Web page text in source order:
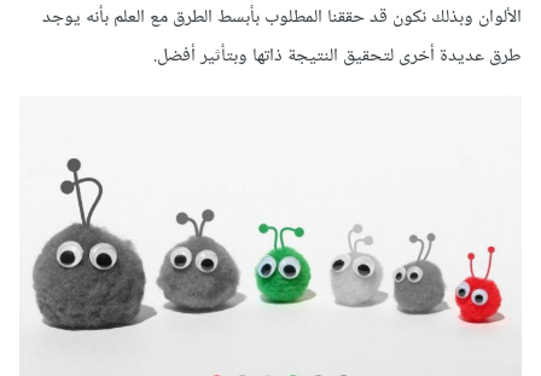
الألوان وبذلك نكون قد حققنا المطلوب بأبسط الطرق مع العلم بأنه يوجد
طرق عديدة أخرى لتحقيق النتيجة ذاتها وبتأثير أفضل.